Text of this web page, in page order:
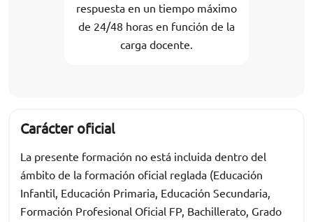
respuesta en un tiempo máximo
de 24/48 horas en función de la
carga docente.
Carácter oficial
La presente formación no está incluida dentro del
ámbito de la formación oficial reglada (Educación
Infantil, Educación Primaria, Educación Secundaria,
Formación Profesional Oficial FP, Bachillerato, Grado